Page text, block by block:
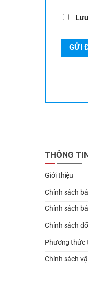
THÔNG
Giới thiệu
Chính sách
Chính sách
Chính sách
Phương thức
Chính sách